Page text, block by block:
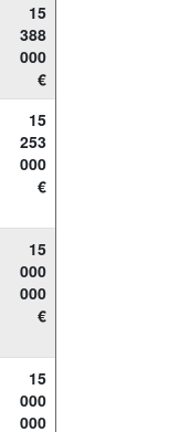
15
388
000
€
15
253
000
€
15
000
000
€
15
000
000